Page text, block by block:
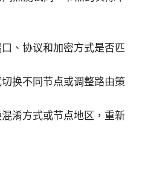
、协议和加密方式是否匹
换不同节点或调整路由策
淆方式或节点地区，重新